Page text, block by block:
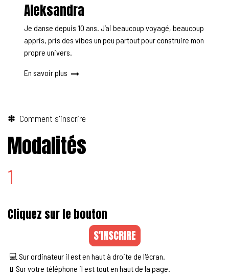
Aleksandra
Je danse depuis 10 ans. J’ai beaucoup voyagé, beaucoup
appris, pris des vibes un peu partout pour construire mon
propre univers.
En savoir plus
✽ Comment s'inscrire
Modalités
1
Cliquez sur le bouton
S'INSCRIRE
💻 Sur ordinateur il est en haut à droite de l'écran.
📱Sur votre téléphone il est tout en haut de la page.